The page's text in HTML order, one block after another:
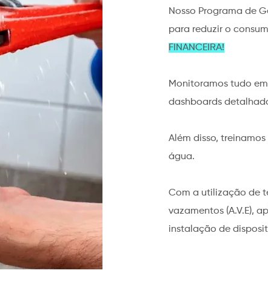
Nosso Programa de
para reduzir o
FINANCEIRA!​
Monitoramos tudo
dashboards
Além disso,
água.
Com a utilização de
vazamentos (A.V.E),
instalação de